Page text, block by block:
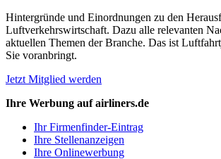
Hintergründe und Einordnungen zu den
Luftverkehrswirtschaft. Dazu alle relevanten
aktuellen Themen der Branche. Das ist
Sie voranbringt.
Jetzt Mitglied werden
Ihre Werbung auf airliners.de
Ihr Firmenfinder-Eintrag
Ihre Stellenanzeigen
Ihre Onlinewerbung